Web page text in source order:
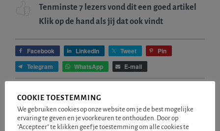
Tenminste 7 lezers vond dit een goed artikel
Klik op de hand als jij dat ook vindt
Facebook LinkedIn Tweet
Pin
Telegram
WhatsApp E-mail
COOKIE TOESTEMMING
We gebruiken cookies op onze website om je de best mogelijke
ervaring te geven en je voorkeuren te onthouden. Door op
"Accepteer" te klikken geef je toestemming om alle cookies te